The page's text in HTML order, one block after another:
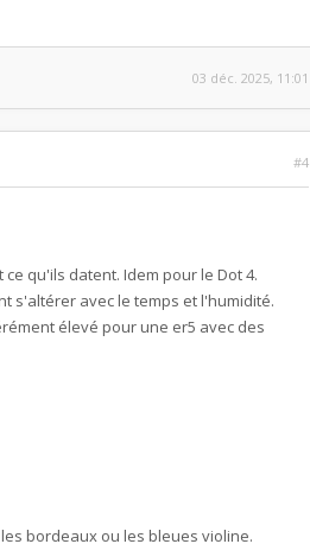
03 déc. 2025, 11:01
#4
qu'ils datent. Idem pour le Dot 4.
s'altérer avec le temps et l'humidité.
élevé pour une er5 avec des
bordeaux ou les bleues violine.